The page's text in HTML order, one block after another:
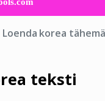
Loenda korea
teksti